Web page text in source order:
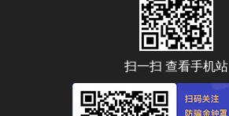
扫一扫 查看手机站